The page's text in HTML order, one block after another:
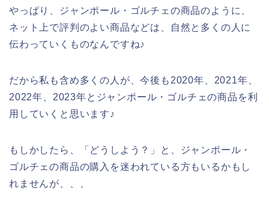
やっぱり、ジャンポール・ゴルチェの商品のように、
ネット上で評判のよい商品などは、自然と多くの人に
伝わっていくものなんですね♪
だから私も含め多くの人が、今後も2020年、2021年、
2022年、2023年とジャンポール・ゴルチェの商品を利
用していくと思います♪
もしかしたら、「どうしよう？」と、ジャンポール・
ゴルチェの商品の購入を迷われている方もいるかもし
れませんが、、、